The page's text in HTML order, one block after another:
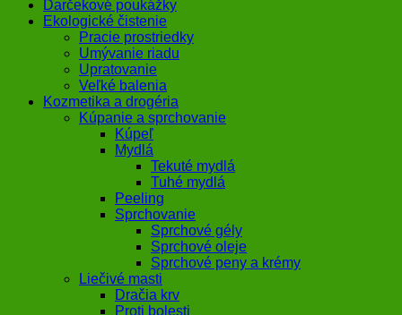
Darčekové poukážky
Ekologické čistenie
Pracie prostriedky
Umývanie riadu
Upratovanie
Veľké balenia
Kozmetika a drogéria
Kúpanie a sprchovanie
Kúpeľ
Mydlá
Tekuté mydlá
Tuhé mydlá
Peeling
Sprchovanie
Sprchové gély
Sprchové oleje
Sprchové peny a krémy
Liečivé masti
Dračia krv
Proti bolesti